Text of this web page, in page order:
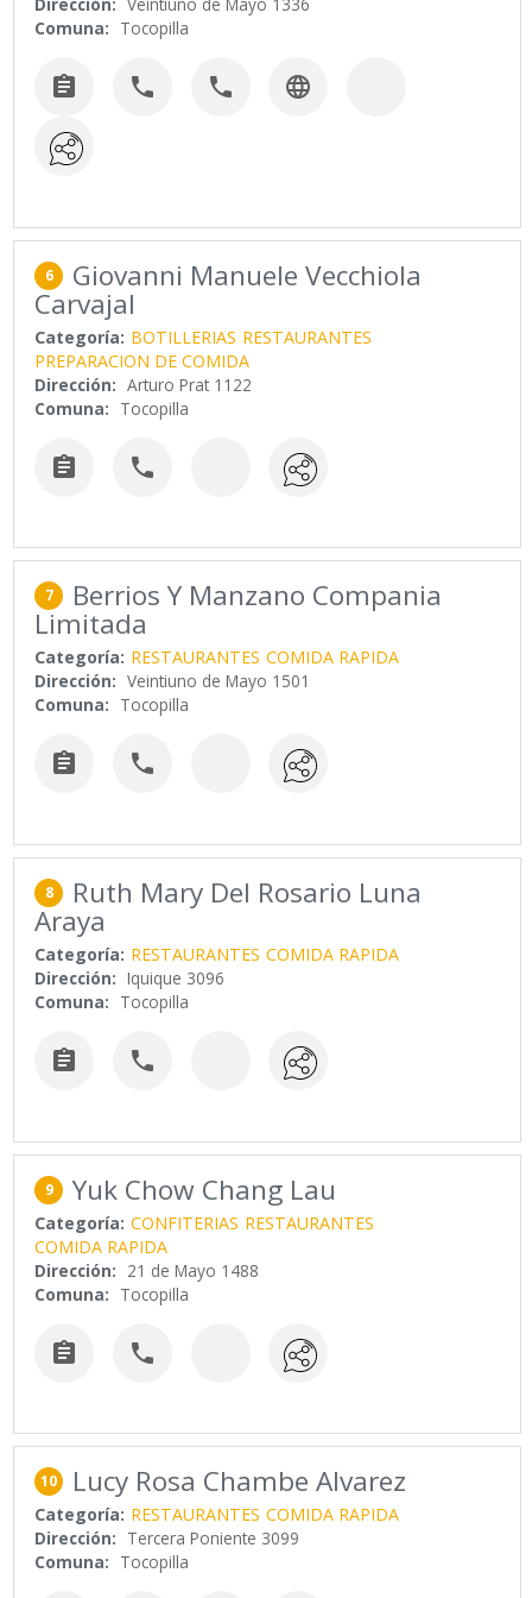
Comuna: Tocopilla
   
6 Giovanni Manuele Vecchiola
Carvajal
Categoría: BOTILLERIAS RESTAURANTES
PREPARACION DE COMIDA
Dirección: Arturo Prat 1122
Comuna: Tocopilla
 
7 Berrios Y Manzano Compania
Limitada
Categoría: RESTAURANTES COMIDA RAPIDA
Dirección: Veintiuno de Mayo 1501
Comuna: Tocopilla
 
8 Ruth Mary Del Rosario Luna
Araya
Categoría: RESTAURANTES COMIDA RAPIDA
Dirección: Iquique 3096
Comuna: Tocopilla
 
9 Yuk Chow Chang Lau
Categoría: CONFITERIAS RESTAURANTES
COMIDA RAPIDA
Dirección: 21 de Mayo 1488
Comuna: Tocopilla
 
10 Lucy Rosa Chambe Alvarez
Categoría: RESTAURANTES COMIDA RAPIDA
Dirección: Tercera Poniente 3099
Comuna: Tocopilla